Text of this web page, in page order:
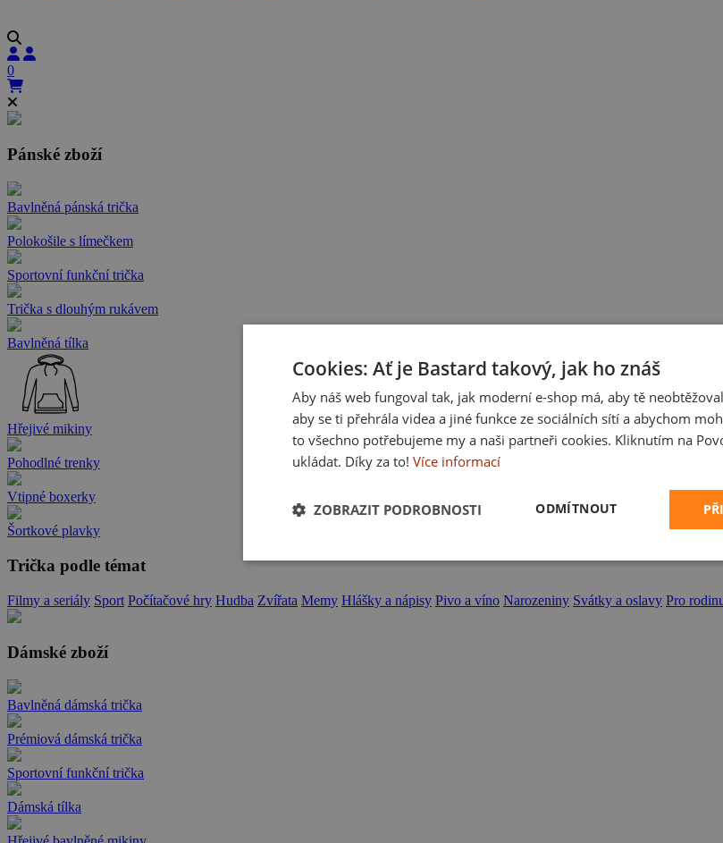
0
Pánské zboží
Bavlněná pánská trička
Polokošile s límečkem
Sportovní funkční trička
Trička s dlouhým rukávem
Bavlněná tílka
Hřejivé mikiny
Pohodlné trenky
Vtipné boxerky
Šortkové plavky
Trička podle témat
Filmy a seriály Sport Počítačové hry Hudba Zvířata Memy Hlášky a nápisy Pivo a víno Narozeniny Svátky a oslavy Pro
Dámské zboží
Bavlněná dámská trička
Prémiová dámská trička
Sportovní funkční trička
Dámská tílka
Cookies: Ať je Bastard takový, jak ho znáš
Aby náš web fungoval tak, jak moderní e-shop má, aby tě
aby se ti přehrála videa a jiné funkce ze sociálních sítí a abychom
to všechno potřebujeme my a naši partneři cookies. Kliknutím na
ukládat. Díky za to! Více informací
ODMÍTNOUT
ZOBRAZIT PODROBNOSTI